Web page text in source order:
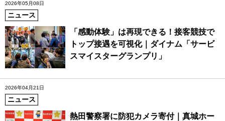
2026年05月08日
ニュース
「感動体験」は再現できる！接客競技で
トップ接遇を可視化｜ダイナム「サービ
スマイスターグランプリ」
2026年04月21日
ニュース
熱田警察署に防犯カメラ寄付｜真城ホー